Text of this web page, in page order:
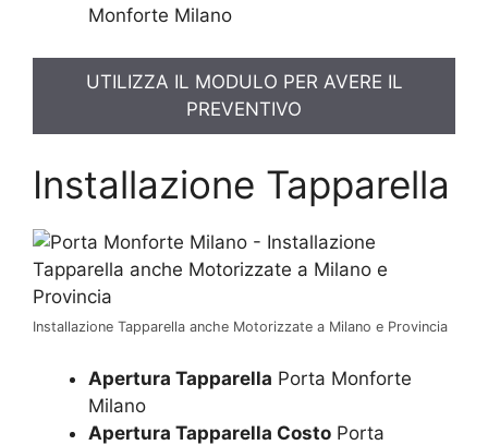
Monforte Milano
UTILIZZA IL MODULO PER AVERE IL
PREVENTIVO
Installazione Tapparella
Installazione Tapparella anche Motorizzate a Milano e Provincia
Apertura Tapparella Porta Monforte
Milano
Apertura Tapparella Costo Porta